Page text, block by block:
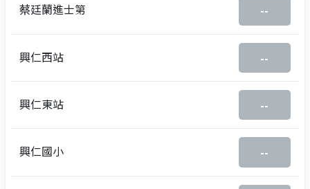
蔡廷蘭進士第 --
興仁西站 --
興仁東站 --
興仁國小 --